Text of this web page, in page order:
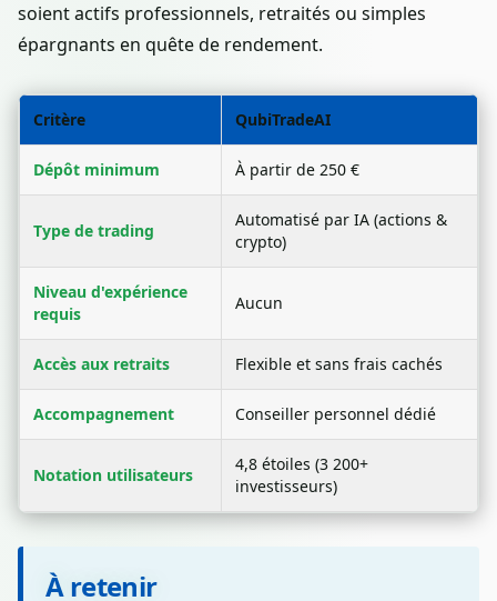
soient actifs professionnels, retraités ou simples
épargnants en quête de rendement.
Critère QubiTradeAI
Dépôt minimum À partir de 250 €
Type de trading
Automatisé par IA (actions &
crypto)
Niveau d'expérience
requis
Aucun
Accès aux retraits Flexible et sans frais cachés
Accompagnement Conseiller personnel dédié
Notation utilisateurs
4,8 étoiles (3 200+
investisseurs)
À retenir